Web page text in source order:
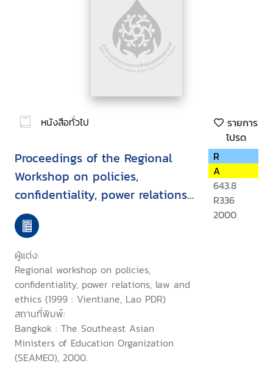
หนังสือทั่วไป
รายการ
โปรด
Proceedings of the Regional
Workshop on policies,
confidentiality, power relations,
law and ethics in
HIV/AIDS/STD, Vientiane, Lao
PDR, 15-19 March 1999
ผู้แต่ง:
Regional workshop on policies,
confidentiality, power relations, law and
ethics (1999 : Vientiane, Lao PDR)
สถานที่พิมพ์:
Bangkok : The Southeast Asian
Ministers of Education Organization
(SEAMEO), 2000.
R
A
643.8
R336
2000